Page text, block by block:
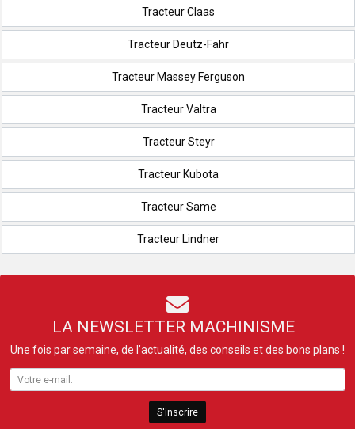
Tracteur Claas
Tracteur Deutz-Fahr
Tracteur Massey Ferguson
Tracteur Valtra
Tracteur Steyr
Tracteur Kubota
Tracteur Same
Tracteur Lindner
LA NEWSLETTER MACHINISME
Une fois par semaine, de l’actualité, des conseils et des bons plans !
S'inscrire